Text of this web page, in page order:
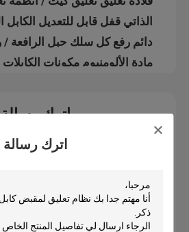
اترك رسالة
جولة في المعمل
مراقبة الجودة
اطلب اقتباس
كابل، القابضون
قابل للتعديل كابل القابضون
اترك رسالة